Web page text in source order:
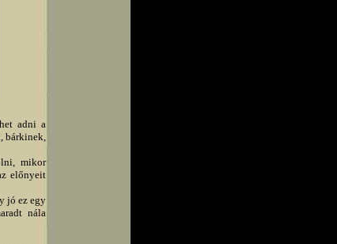
adni a
bárkinek,
mikor
előnyeit
jó ez egy
nála